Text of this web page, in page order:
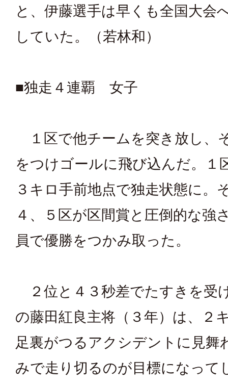
と、伊藤選手は早くも全国大会
していた。（若林和）
■独走４連覇 女子
１区で他チームを突き放し、
をつけゴールに飛び込んだ。１
３キロ手前地点で独走状態に。
４、５区が区間賞と圧倒的な強
員で優勝をつかみ取った。
２位と４３秒差でたすきを受
の藤田紅良主将（３年）は、２
足裏がつるアクシデントに見舞
みで走り切るのが目標になって